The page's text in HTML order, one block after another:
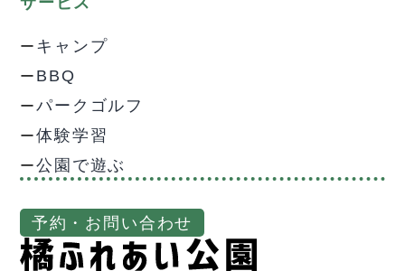
キャンプ
BBQ
パークゴルフ
体験学習
公園で遊ぶ
予約・お問い合わせ